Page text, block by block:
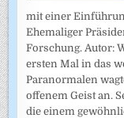
mit einer
Ehemaliger
Forschung. Autor:
ersten Mal in das
Paranormalen
offenem Geist an.
die einem